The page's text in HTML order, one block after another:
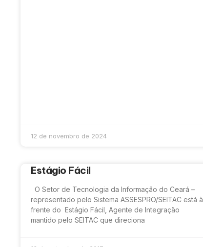
12 de novembro de 2024
Estágio Fácil
O Setor de Tecnologia da Informação do Ceará –
representado pelo Sistema ASSESPRO/SEITAC está à
frente do Estágio Fácil, Agente de Integração
mantido pelo SEITAC que direciona